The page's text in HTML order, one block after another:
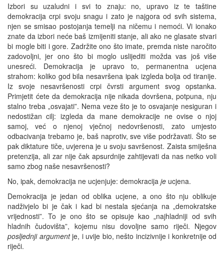
Izbori su uzaludni i svi to znaju: no, upravo iz te taštine
demokracija crpi svoju snagu i zato je najgora od svih sistema,
njen se smisao postojanja temelji na ničemu i nemoći. Vi ionako
znate da izbori neće baš izmijeniti stanje, ali ako ne glasate stvari
bi mogle biti i gore. Zadržite ono što imate, premda niste naročito
zadovoljni, jer ono što bi moglo uslijediti možda vas još više
unesreći. Demokracija je upravo to, permanentna ucjena
strahom: koliko god bila nesavršena ipak izgleda bolja od tiranije.
Iz svoje nesavršenosti crpi čvrsti argument svog opstanka.
Primjetit ćete da demokracija nije nikada dovršena, potpuna, nju
stalno treba „osvajati”. Nema veze što je to osvajanje nesiguran i
nedostižan cilj: izgleda da mane demokracije ne ovise o njoj
samoj, već o njenoj vječnoj nedovršenosti, zato umjesto
odbacivanja trebamo je, baš naprotiv, sve više podržavati. Što se
pak diktature tiče, uvjerena je u svoju savršenost. Zaista smiješna
pretenzija, ali zar nije čak apsurdnije zahtijevati da nas netko voli
samo zbog naše nesavršenosti?
No, ipak, demokracija ne ucjenjuje: demokracija je ucjena.
Demokracija je jedan od oblika ucjene, a ono što nju oblikuje
nadživjelo bi je čak i kad bi nestala sjećanja na „demokratske
vrijednosti”. To je ono što se opisuje kao „najhladniji od svih
hladnih čudovišta”, kojemu nisu dovoljne samo riječi. Njegov
posljednji argumentje, i uvije bio, nešto incizivnije i konkretnije od
riječi.